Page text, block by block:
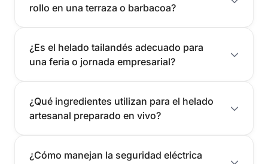
rollo en una terraza o barbacoa?
¿Es el helado tailandés adecuado para
una feria o jornada empresarial?
¿Qué ingredientes utilizan para el helado
artesanal preparado en vivo?
¿Cómo manejan la seguridad eléctrica